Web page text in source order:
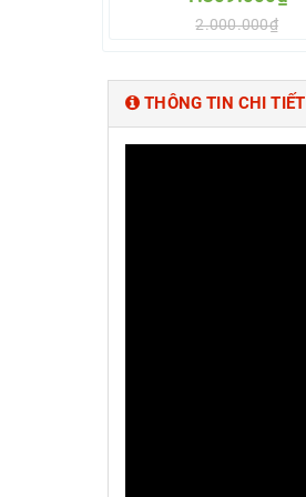
2.000.000₫
THÔNG TIN CHI TIẾT